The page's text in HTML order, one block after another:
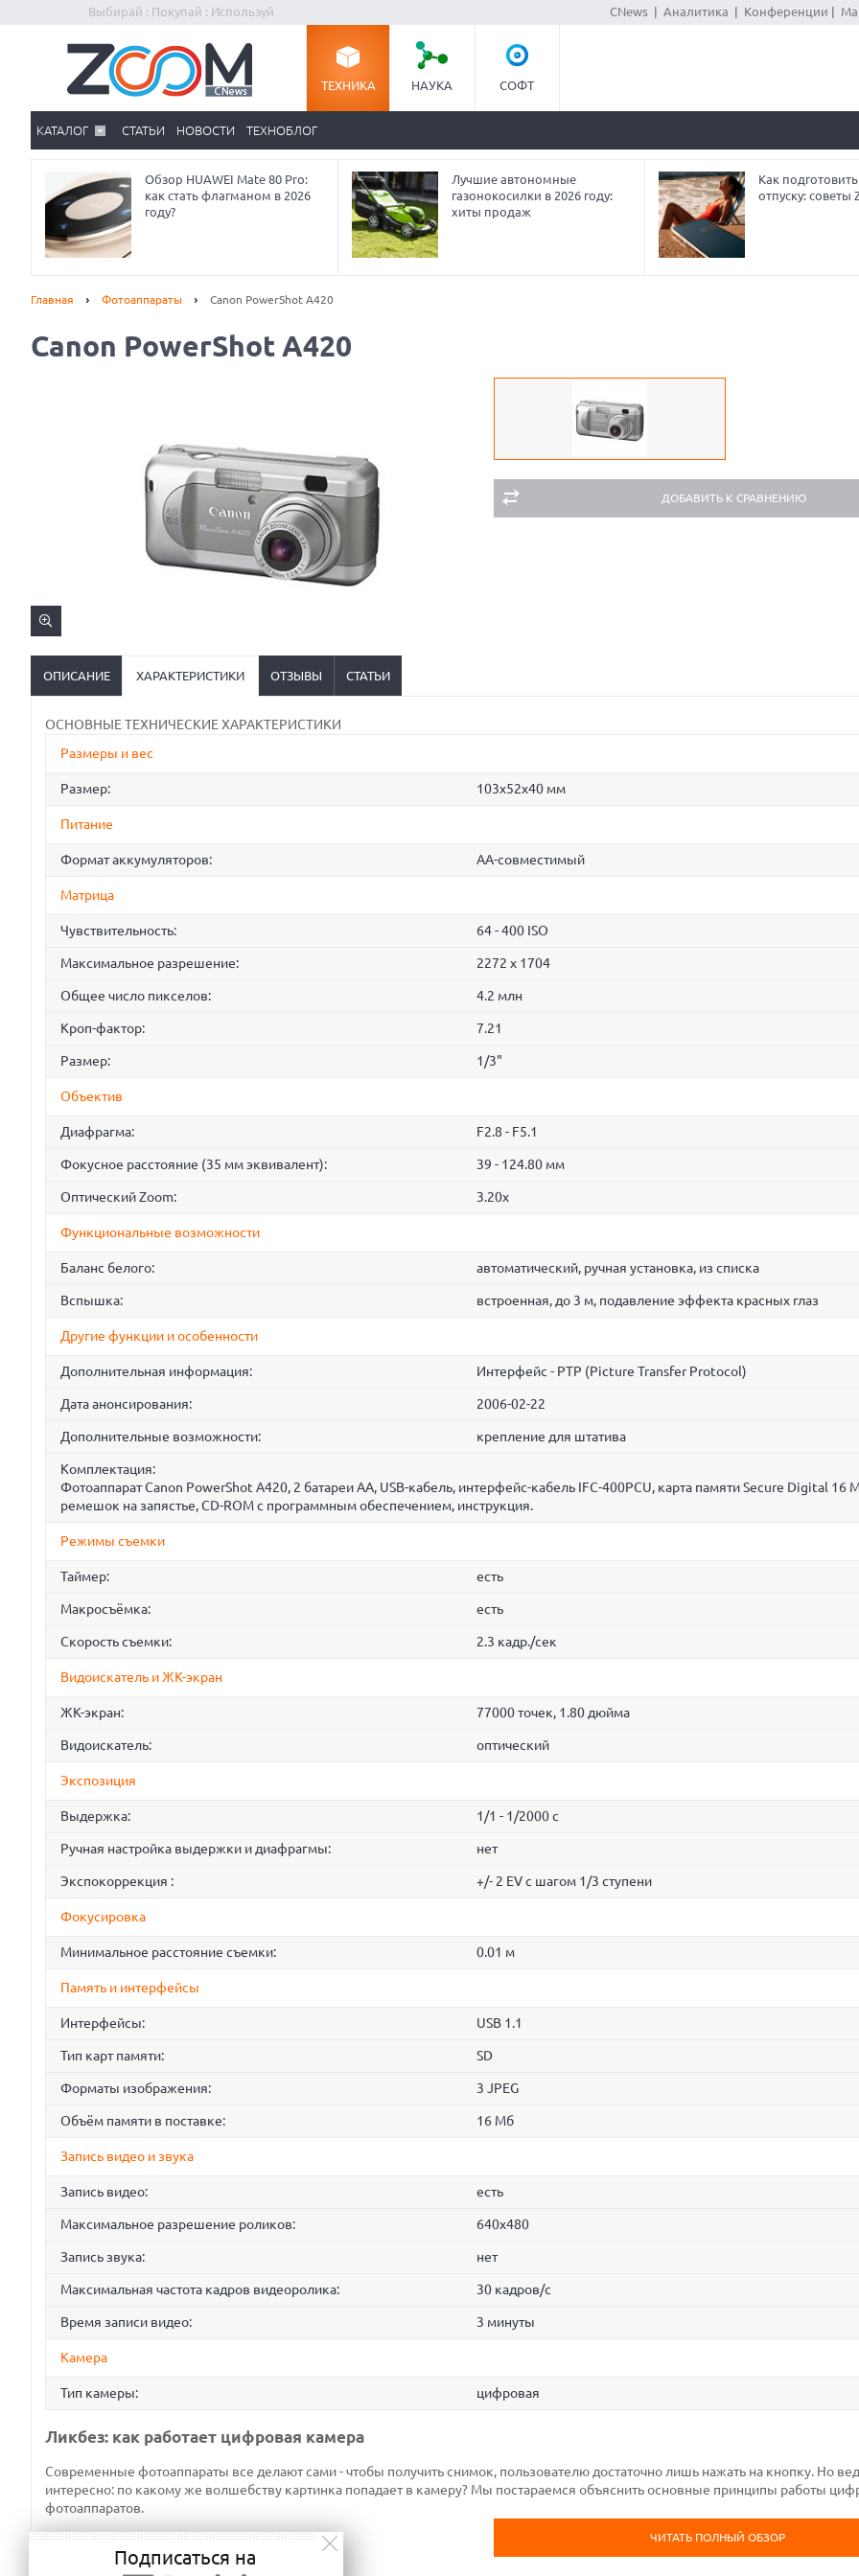
Выбирай : Покупай : Используй CNews| Аналитика Конференции
ТЕХНИКА НАУКА СОФТ
КАТАЛОГ СТАТЬИ НОВОСТИ ТЕХНОБЛОГ
Обзор HUAWEI Mate 80 Pro:
как стать флагманом в 2026
году?
Лучшие автономные
газонокосилки в 2026 году:
хиты продаж
Как
отпуску: советы
Главная Фотоаппараты Canon PowerShot A420
Canon PowerShot A420
ДОБАВИТЬ К СРАВНЕНИЮ
ОПИСАНИЕ ХАРАКТЕРИСТИКИ ОТЗЫВЫ СТАТЬИ
ОСНОВНЫЕ ТЕХНИЧЕСКИЕ ХАРАКТЕРИСТИКИ
Размеры и вес
Размер: 103x52x40 мм
Питание
Формат аккумуляторов: AA-совмеcтимый
Матрица
Чувствительность: 64 - 400 ISO
Максимальное разрешение: 2272 x 1704
Общее число пикселов: 4.2 млн
Кроп-фактор: 7.21
Размер: 1/3"
Объектив
Диафрагма: F2.8 - F5.1
Фокусное расстояние (35 мм эквивалент): 39 - 124.80 мм
Оптический Zoom: 3.20x
Функциональные возможности
Баланс белого: автоматический, ручная установка, из списка
Вспышка: встроенная, до 3 м, подавление эффекта красных глаз
Другие функции и особенности
Дополнительная информация: Интерфейс - PTP (Picture Transfer Protocol)
Дата анонсирования: 2006-02-22
Дополнительные возможности: крепление для штатива
Комплектация:
Фотоаппарат Canon PowerShot A420, 2 батареи АА, USB-кабель, интерфейс-кабель IFC-400PCU, карта памяти Secure Digital 16
ремешок на запястье, CD-ROM с программным обеспечением, инструкция.
Режимы съемки
Таймер: есть
Макросъёмка: есть
Скорость съемки: 2.3 кадр./сек
Видоискатель и ЖК-экран
ЖК-экран: 77000 точек, 1.80 дюйма
Видоискатель: оптический
Экспозиция
Выдержка: 1/1 - 1/2000 с
Ручная настройка выдержки и диафрагмы: нет
Экспокоррекция : +/- 2 EV с шагом 1/3 ступени
Фокусировка
Минимальное расстояние съемки: 0.01 м
Память и интерфейсы
Интерфейсы: USB 1.1
Тип карт памяти: SD
Форматы изображения: 3 JPEG
Объём памяти в поставке: 16 Мб
Запись видео и звука
Запись видео: есть
Максимальное разрешение роликов: 640x480
Запись звука: нет
Максимальная частота кадров видеоролика: 30 кадров/с
Время записи видео: 3 минуты
Камера
Тип камеры: цифровая
Ликбез: как работает цифровая камера
Современные фотоаппараты все делают сами - чтобы получить снимок, пользователю достаточно лишь нажать на кнопку. Но
интересно: по какому же волшебству картинка попадает в камеру? Мы постараемся объяснить основные принципы работы
фотоаппаратов.
ЧИТАТЬ ПОЛНЫЙ ОБЗОР
Подписаться на